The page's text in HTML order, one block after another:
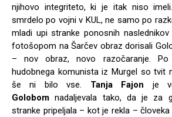
njihovo integriteto, ki je itak niso
smrdelo po vojni v KUL, ne samo po
mladi upi stranke ponosnih
fotošopom na Šarčev obraz dorisali
– nov obraz, novo razočaranje. Po
hudobnega komunista iz Murgel so tvit
še ni bilo vse. Tanja Fajon je
Golobom nadaljevala tako, da je za
stranke pripeljala – kot je rekla –